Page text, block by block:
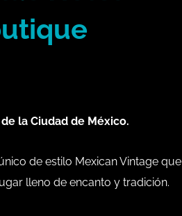
la Ciudad de México.
de estilo Mexican Vintage que
lleno de encanto y tradición.